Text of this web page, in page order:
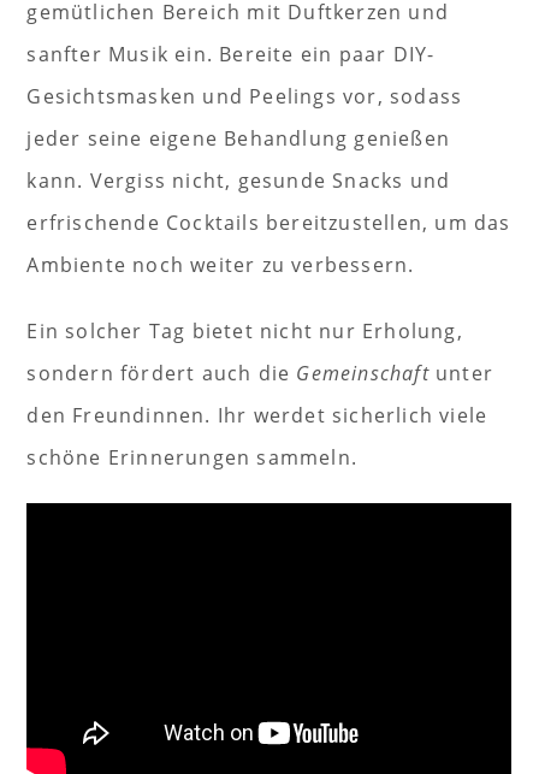
gemütlichen Bereich mit Duftkerzen und
sanfter Musik ein. Bereite ein paar DIY-
Gesichtsmasken und Peelings vor, sodass
jeder seine eigene Behandlung genießen
kann. Vergiss nicht, gesunde Snacks und
erfrischende Cocktails bereitzustellen, um das
Ambiente noch weiter zu verbessern.
Ein solcher Tag bietet nicht nur Erholung,
sondern fördert auch die Gemeinschaftunter
den Freundinnen. Ihr werdet sicherlich viele
schöne Erinnerungen sammeln.